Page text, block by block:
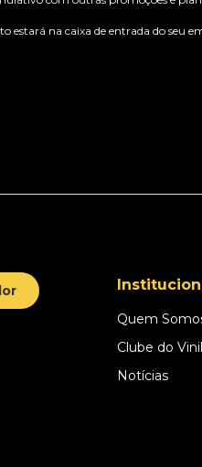
estará na caixa de entrada do seu
Quem
Clube do
Notícias